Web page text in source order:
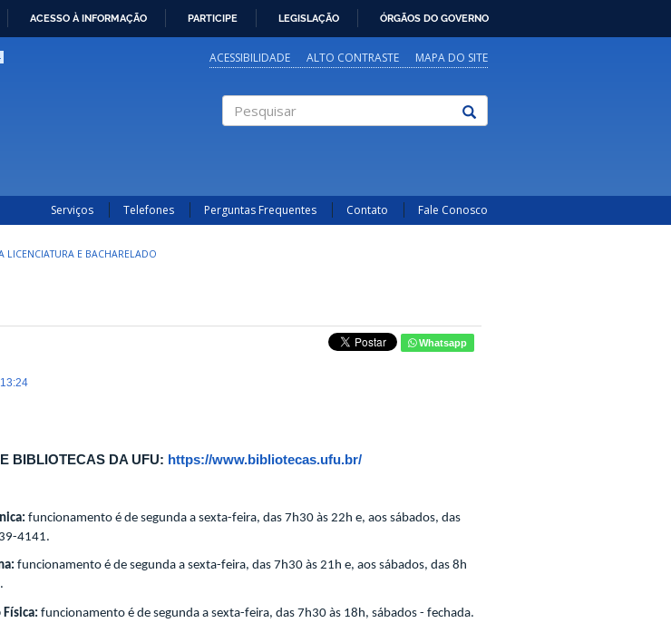
ACESSO À INFORMAÇÃO PARTICIPE LEGISLAÇÃO ÓRGÃOS DO GOVERNO
ACESSIBILIDADE ALTO CONTRASTE MAPA DO SITE
Serviços Telefones Perguntas Frequentes Contato Fale Conosco
LICENCIATURA E BACHARELADO
Whatsapp
BIBLIOTECAS DA UFU: https://www.bibliotecas.ufu.br/
funcionamento é de segunda a sexta-feira, das 7h30 às 22h e, aos sábados, das
4141.
funcionamento é de segunda a sexta-feira, das 7h30 às 21h e, aos sábados, das 8h
funcionamento é de segunda a sexta-feira, das 7h30 às 18h, sábados - fechada.